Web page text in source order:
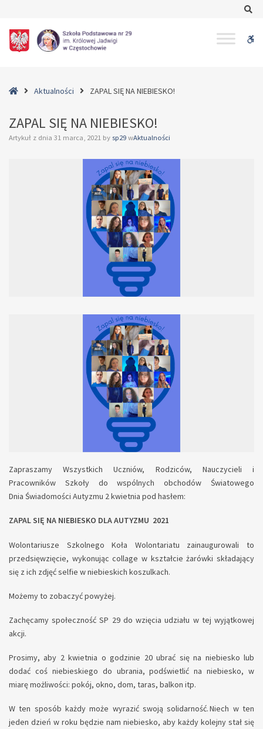
SIĘ
HomeAktualności ZAPAL SIĘ NA NIEBIESKO!
ZAPAL SIĘ NA NIEBIESKO!
Artykuł z dnia 31 marca, 2021 by sp29 wAktualności
Zapraszamy Wszystkich Uczniów, Rodziców, Nauczycieli i
Pracowników Szkoły do wspólnych obchodów Światowego
Dnia Świadomości Autyzmu 2 kwietnia pod hasłem:
ZAPAL SIĘ NA NIEBIESKO DLA AUTYZMU 2021
Wolontariusze Szkolnego Koła Wolontariatu zainaugurowali to
przedsięwzięcie, wykonując collage w kształcie żarówki składający
się z ich zdjęć selfie w niebieskich koszulkach.
Możemy to zobaczyć powyżej.
Zachęcamy społeczność SP 29 do wzięcia udziału w tej wyjątkowej
akcji.
Prosimy, aby 2 kwietnia o godzinie 20 ubrać się na niebiesko lub
dodać coś niebieskiego do ubrania, podświetlić na niebiesko, w
miarę możliwości: pokój, okno, dom, taras, balkon itp.
W ten sposób każdy może wyrazić swoją solidarność. Niech w ten
jeden dzień w roku będzie nam niebiesko, aby każdy kolejny stał się